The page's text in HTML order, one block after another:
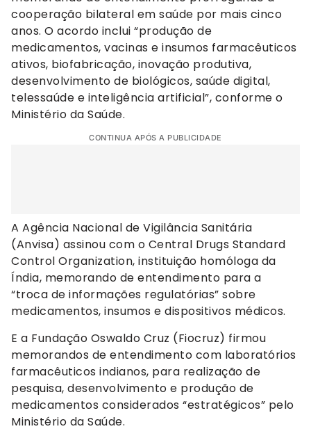
cooperação bilateral em saúde por mais cinco
anos. O acordo inclui “produção de
medicamentos, vacinas e insumos farmacêuticos
ativos, biofabricação, inovação produtiva,
desenvolvimento de biológicos, saúde digital,
telessaúde e inteligência artificial”, conforme o
Ministério da Saúde.
CONTINUA APÓS A PUBLICIDADE
A Agência Nacional de Vigilância Sanitária
(Anvisa) assinou com o Central Drugs Standard
Control Organization, instituição homóloga da
Índia, memorando de entendimento para a
“troca de informações regulatórias” sobre
medicamentos, insumos e dispositivos médicos.
E a Fundação Oswaldo Cruz (Fiocruz) firmou
memorandos de entendimento com laboratórios
farmacêuticos indianos, para realização de
pesquisa, desenvolvimento e produção de
medicamentos considerados “estratégicos” pelo
Ministério da Saúde.